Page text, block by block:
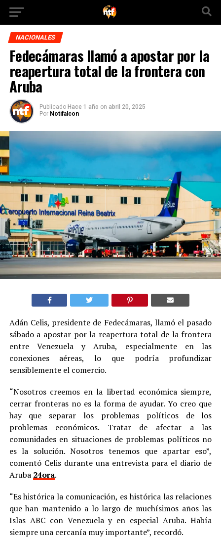
NACIONALES
Fedecámaras llamó a apostar por la
reapertura total de la frontera con
Aruba
Publicado Hace 1 año on abril 20, 2025
Por Notifalcon
Adán Celis, presidente de Fedecámaras, llamó el pasado
sábado a apostar por la reapertura total de la frontera
entre Venezuela y Aruba, especialmente en las
conexiones aéreas, lo que podría profundizar
sensiblemente el comercio.
“Nosotros creemos en la libertad económica siempre,
cerrar fronteras no es la forma de ayudar. Yo creo que
hay que separar los problemas políticos de los
problemas económicos. Tratar de afectar a las
comunidades en situaciones de problemas políticos no
es la solución. Nosotros tenemos que apartar eso”,
comentó Celis durante una entrevista para el diario de
Aruba 24ora.
“Es histórica la comunicación, es histórica las relaciones
que han mantenido a lo largo de muchísimos años las
Islas ABC con Venezuela y en especial Aruba. Había
siempre una cercanía muy importante”, recordó.